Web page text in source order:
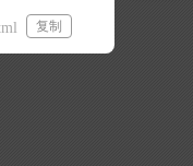
复制